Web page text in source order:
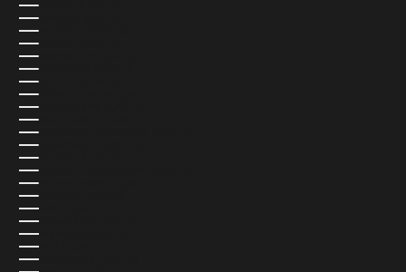
GABÓN (USD $)
GAMBIA (USD $)
GEORGIA (USD $)
GHANA (USD $)
GIBRALTAR (USD $)
GRANADA (USD $)
GRECIA (EUR €)
GROENLANDIA (USD $)
GUADALUPE (USD $)
GUATEMALA (USD $)
GUAYANA FRANCESA (USD $)
GUERNESEY (USD $)
GUINEA (USD $)
GUINEA ECUATORIAL (USD $)
GUINEA-BISÁU (USD $)
GUYANA (USD $)
HAITÍ (USD $)
HONDURAS (USD $)
HUNGRÍA (USD $)
INDIA (USD $)
INDONESIA (USD $)